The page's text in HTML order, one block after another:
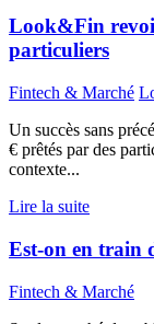
Look&Fin
particuliers
Fintech & Marché
Un succès sans
€ prêtés par des
contexte...
Lire la suite
Est-on en train
Fintech & Marché